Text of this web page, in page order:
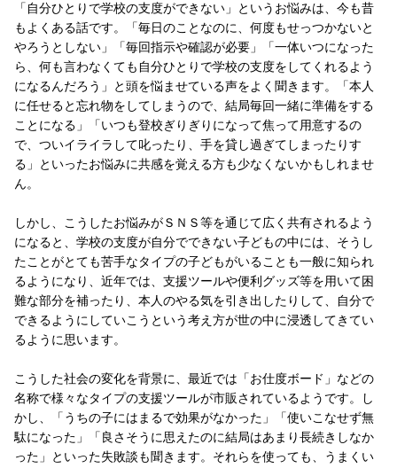
「自分ひとりで学校の支度ができない」というお悩みは、今も昔
もよくある話です。「毎日のことなのに、何度もせっつかないと
やろうとしない」「毎回指示や確認が必要」「一体いつになった
ら、何も言わなくても自分ひとりで学校の支度をしてくれるよう
になるんだろう」と頭を悩ませている声をよく聞きます。「本人
に任せると忘れ物をしてしまうので、結局毎回一緒に準備をする
ことになる」「いつも登校ぎりぎりになって焦って用意するの
で、ついイライラして叱ったり、手を貸し過ぎてしまったりす
る」といったお悩みに共感を覚える方も少なくないかもしれませ
ん。
しかし、こうしたお悩みがＳＮＳ等を通じて広く共有されるよう
になると、学校の支度が自分でできない子どもの中には、そうし
たことがとても苦手なタイプの子どもがいることも一般に知られ
るようになり、近年では、支援ツールや便利グッズ等を用いて困
難な部分を補ったり、本人のやる気を引き出したりして、自分で
できるようにしていこうという考え方が世の中に浸透してきてい
るように思います。
こうした社会の変化を背景に、最近では「お仕度ボード」などの
名称で様々なタイプの支援ツールが市販されているようです。し
かし、「うちの子にはまるで効果がなかった」「使いこなせず無
駄になった」「良さそうに思えたのに結局はあまり長続きしなか
った」といった失敗談も聞きます。それらを使っても、うまくい